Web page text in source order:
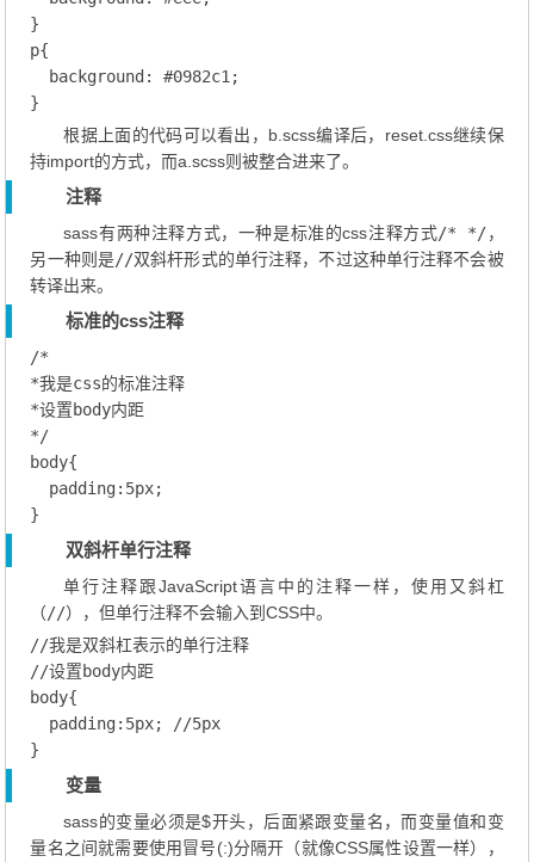
}
p{
background: #0982c1
}
根据上面的代码可以看出，b.scss编译后，reset.css继续保
持import的方式，而a.scss则被整合进来了。
注释
sass有两种注释方式，一种是标准的css注释方式/* */，
另一种则是//双斜杆形式的单行注释，不过这种单行注释不会被
转译出来。
标准的css注释
/*
*我是css的标准注释
*设置body内距
*/
body{
padding: 5px
}
双斜杆单行注释
单行注释跟JavaScript语言中的注释一样，使用又斜杠
（//），但单行注释不会输入到CSS中。
//我是双斜杠表示的单行注释
//设置body内距
body{
padding: 5px;
//5px
变量
sass的变量必须是$开头，后面紧跟变量名，而变量值和变
量名之间就需要使用冒号(:)分隔开（就像CSS属性设置一样），